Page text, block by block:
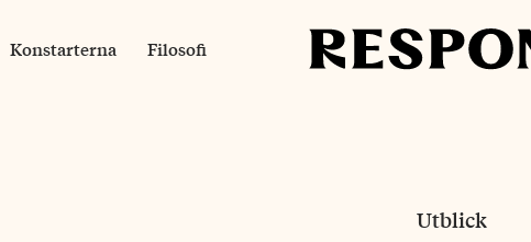
Konstarterna Filosofi
Utblick